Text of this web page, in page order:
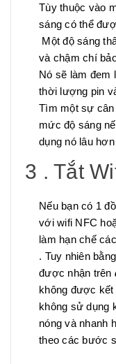
Tùy thuộc vào
sáng có thể
Một độ sáng
và chậm chí
Nó sẽ làm đem
thời lượng pin
Tìm một sự cân
mức độ sáng
dụng nó lâu
3 . Tắt
Nếu bạn có 1
với wifi NFC
làm hạn chế
. Tuy nhiên
được nhận trên
không được kết
không sử dụng
nóng và nhanh
theo các bước